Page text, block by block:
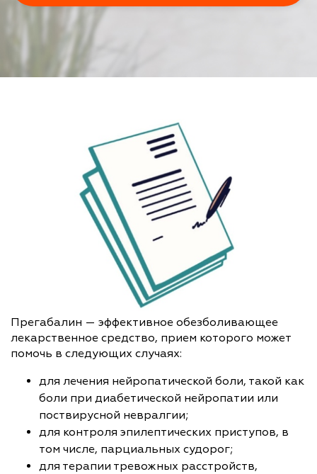
Прегабалин — эффективное обезболивающее
лекарственное средство, прием которого может
помочь в следующих случаях:
для лечения нейропатической боли, такой как
боли при диабетической нейропатии или
поствирусной невралгии;
для контроля эпилептических приступов, в
том числе, парциальных судорог;
для терапии тревожных расстройств,